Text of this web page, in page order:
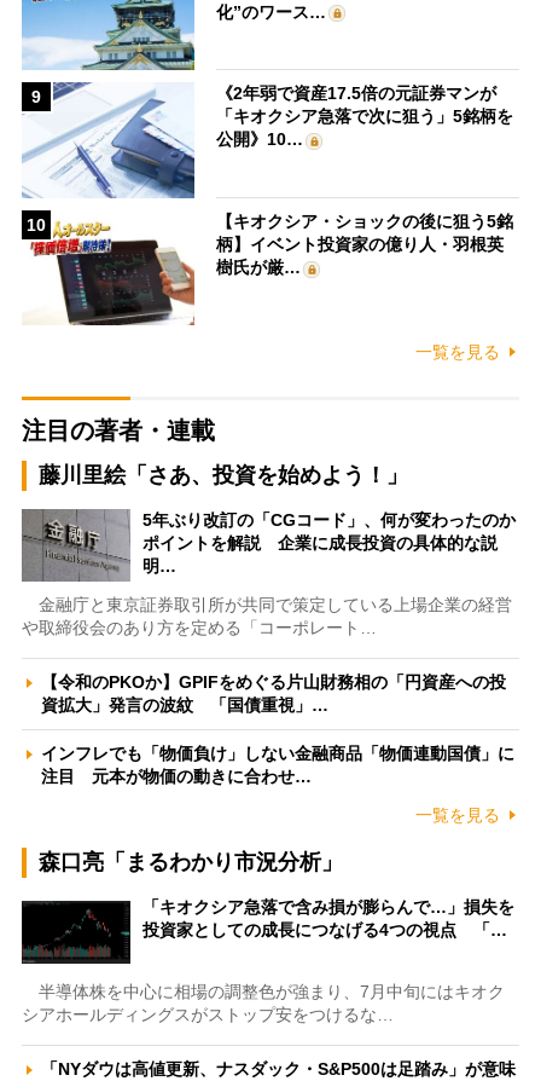
化”のワース…
9
《2年弱で資産17.5倍の元証券マンが
「キオクシア急落で次に狙う」5銘柄を
公開》10…
10
【キオクシア・ショックの後に狙う5銘
柄】イベント投資家の億り人・羽根英
樹氏が厳…
一覧を見る
注目の著者・連載
藤川里絵「さあ、投資を始めよう！」
5年ぶり改訂の「CGコード」、何が変わったのか
ポイントを解説 企業に成長投資の具体的な説
明…
金融庁と東京証券取引所が共同で策定している上場企業の経営
や取締役会のあり方を定める「コーポレート…
【令和のPKOか】GPIFをめぐる片山財務相の「円資産への投
資拡大」発言の波紋 「国債重視」…
インフレでも「物価負け」しない金融商品「物価連動国債」に
注目 元本が物価の動きに合わせ…
一覧を見る
森口亮「まるわかり市況分析」
「キオクシア急落で含み損が膨らんで…」損失を
投資家としての成長につなげる4つの視点 「…
半導体株を中心に相場の調整色が強まり、7月中旬にはキオク
シアホールディングスがストップ安をつけるな…
「NYダウは高値更新、ナスダック・S&P500は足踏み」が意味